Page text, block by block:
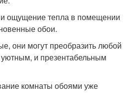
ощущение тепла в помещении
обои.
они могут преобразить любой
уютным, и презентабельным
комнаты обоями уже